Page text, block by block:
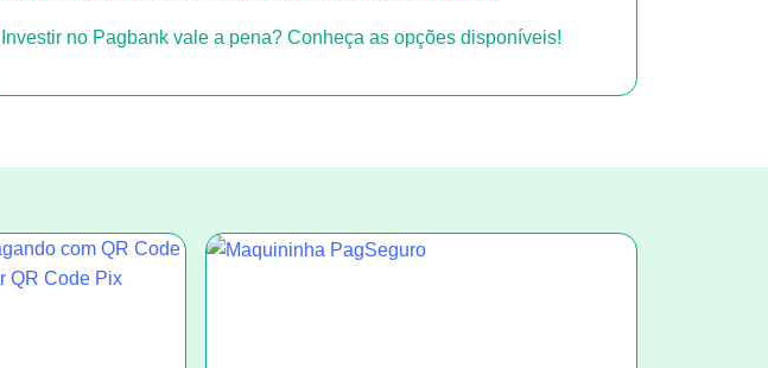
Investir no Pagbank vale a pena? Conheça as opções disponíveis!